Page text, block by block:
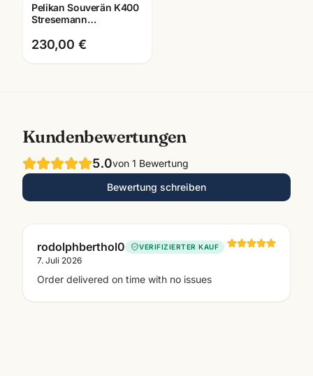
Gravur
Pelikan Souverän K400
Stresemann
schwarz-silber · mit
Lasergravur
230,00 €
Kundenbewertungen
5.0von 1 Bewertung
Bewertung schreiben
rodolphberthol0 VERIFIZIERTER KAUF
7. Juli 2026
Order delivered on time with no issues